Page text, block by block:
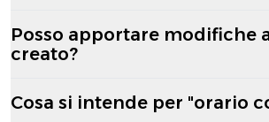
Posso apportare modifiche
creato?
Cosa si intende per "orario